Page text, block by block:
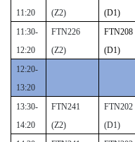
11:20
(Z2)
(D1)
11:30-
12:20
FTN226
(Z2)
FTN208
(D1)
12:20-
13:20
13:30-
14:20
FTN241
(Z2)
FTN202
(D1)